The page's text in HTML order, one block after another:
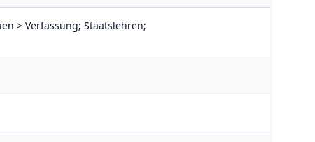
> Verfassung; Staatslehren;